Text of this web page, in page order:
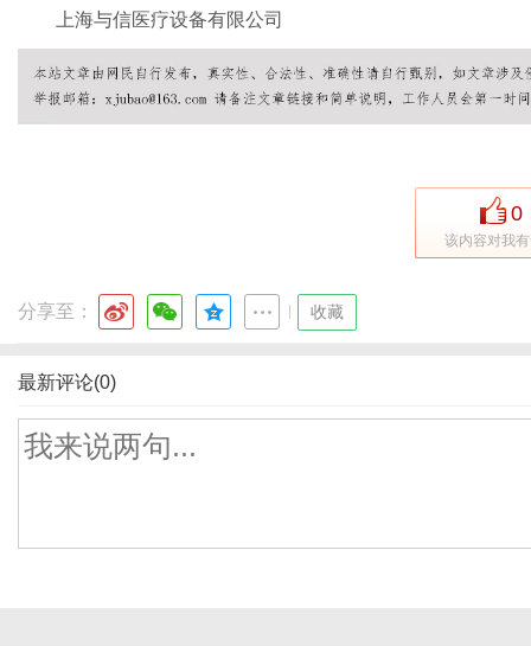
上海与信医疗设备有限公司
0
该内容对我
分享至： 收藏
最新评论(0)